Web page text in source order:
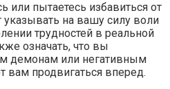
или пытаетесь избавиться от
на вашу силу воли
трудностей в реальной
означать, что вы
демонам или негативным
продвигаться вперед.